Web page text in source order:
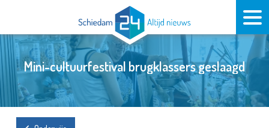
Mini-cultuurfestival brugklassers geslaagd